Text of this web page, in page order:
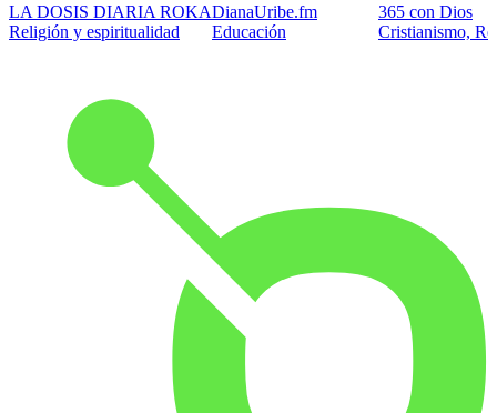
LA DOSIS DIARIA ROKA
Religión y espiritualidad
DianaUribe.fm
Educación
365 con Dios
Cristianismo,